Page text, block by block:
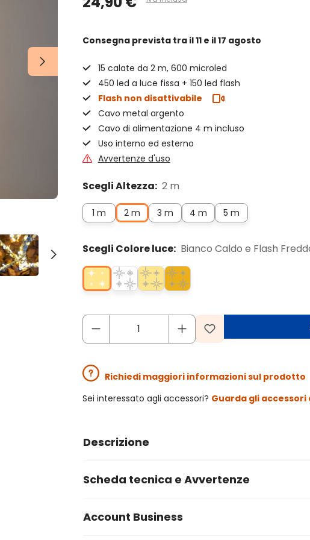
Consegna prevista tra il 11 e il 17 agosto
15 calate da 2 m, 600 microled
450 led a luce fissa + 150 led flash
Flash non disattivabile
Cavo metal argento
Cavo di alimentazione 4 m incluso
Uso interno ed esterno
Avvertenze d'uso
Scegli Altezza: 2 m
1 m 2 m 3 m 4 m 5 m
Scegli Colore luce: Bianco Caldo e Flash
Richiedi maggiori informazioni sul prodotto
Sei interessato agli accessori? Guarda gli
Descrizione
Scheda tecnica e Avvertenze
Account Business